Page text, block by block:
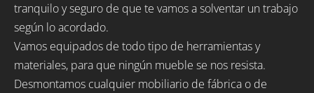
tranquilo y seguro de que te vamos a solventar un trabajo
según lo acordado.
Vamos equipados de todo tipo de herramientas y
materiales, para que ningún mueble se nos resista.
Desmontamos cualquier mobiliario de fábrica o de